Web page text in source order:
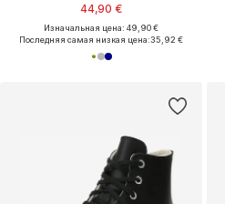
44,90 €
Изначальная цена: 49,90 €
Последняя самая низкая цена:35,92 €